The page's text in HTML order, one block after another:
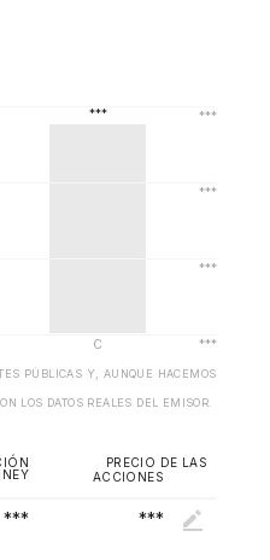
PÚBLICAS Y, AUNQUE HACEMOS
LOS DATOS REALES DEL EMISOR.
PRECIO DE LAS
ACCIONES
*** ***